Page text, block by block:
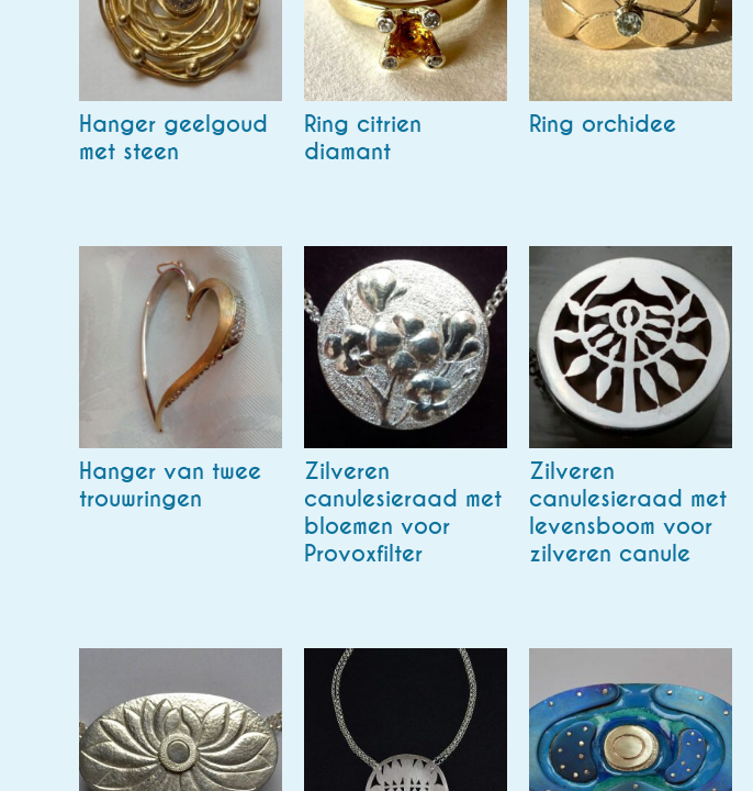
Hanger geelgoud
met steen
Ring citrien
diamant
Ring orchidee
Hanger van twee
trouwringen
Zilveren
canulesieraad met
bloemen voor
Provoxfilter
Zilveren
canulesieraad met
levensboom voor
zilveren canule